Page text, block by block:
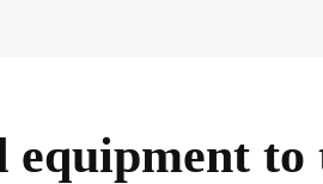
equipment to